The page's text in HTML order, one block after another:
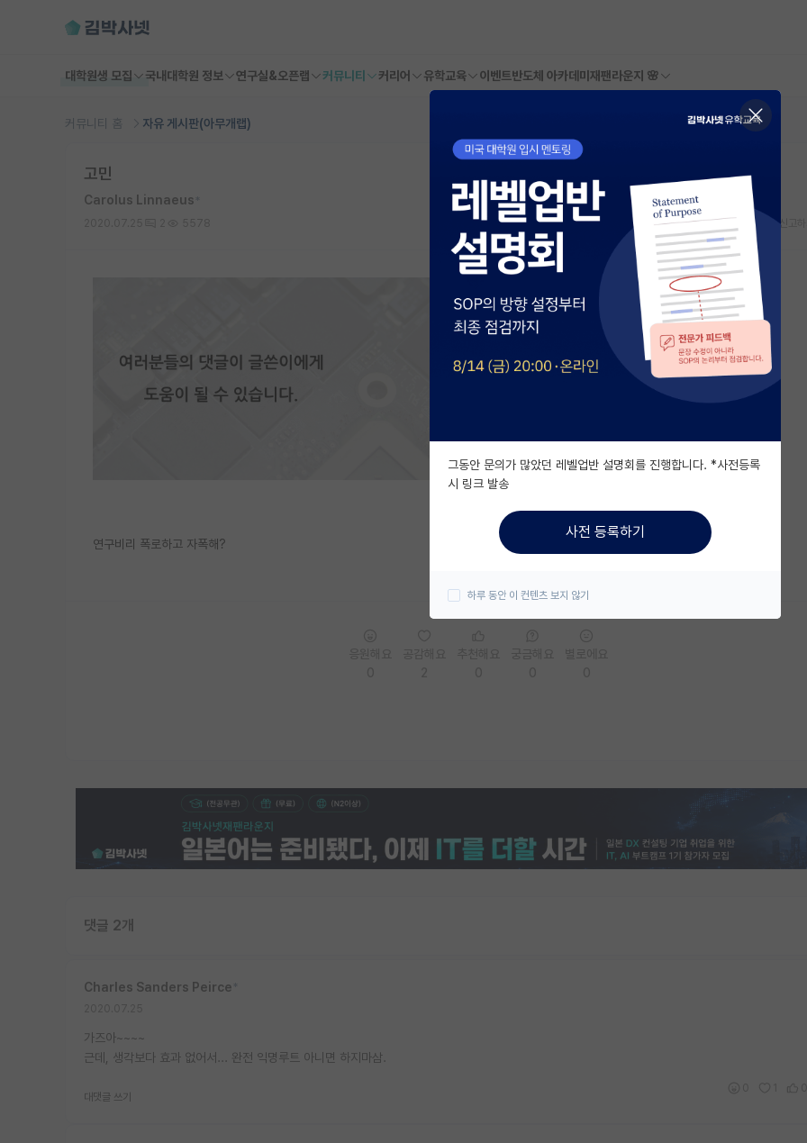
대학원생 모집 국내대학원 정보 연구실&오픈랩 커뮤니티 커리어 유학교육 이벤트반도체 아카데미 재팬라운지 🌸
커뮤니티 홈 자유 게시판(아무개랩)
고민
Carolus Linnaeus
스크랩 신고하
연구비리 폭로하고 자폭해?
댓글 2개
Charles Sanders Peirce
가즈아~~~~
근데, 생각보다 효과 없어서... 완전 익명루트 아니면 하지마삼.
대댓글 쓰기
그동안 문의가 많았던 레벨업반 설명회를 진행합니다. *사전등록
시 링크 발송
사전 등록하기
하루 동안 이 컨텐츠 보지 않기